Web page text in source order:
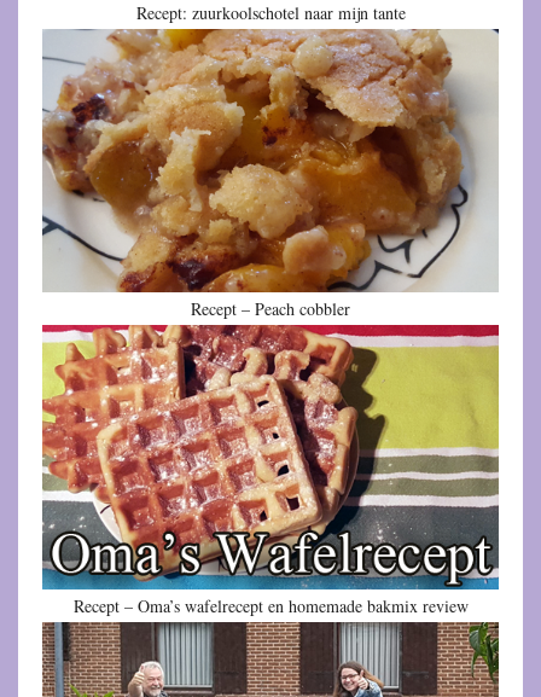
Recept: zuurkoolschotel naar mijn tante
Recept – Peach cobbler
Recept – Oma’s wafelrecept en homemade bakmix review